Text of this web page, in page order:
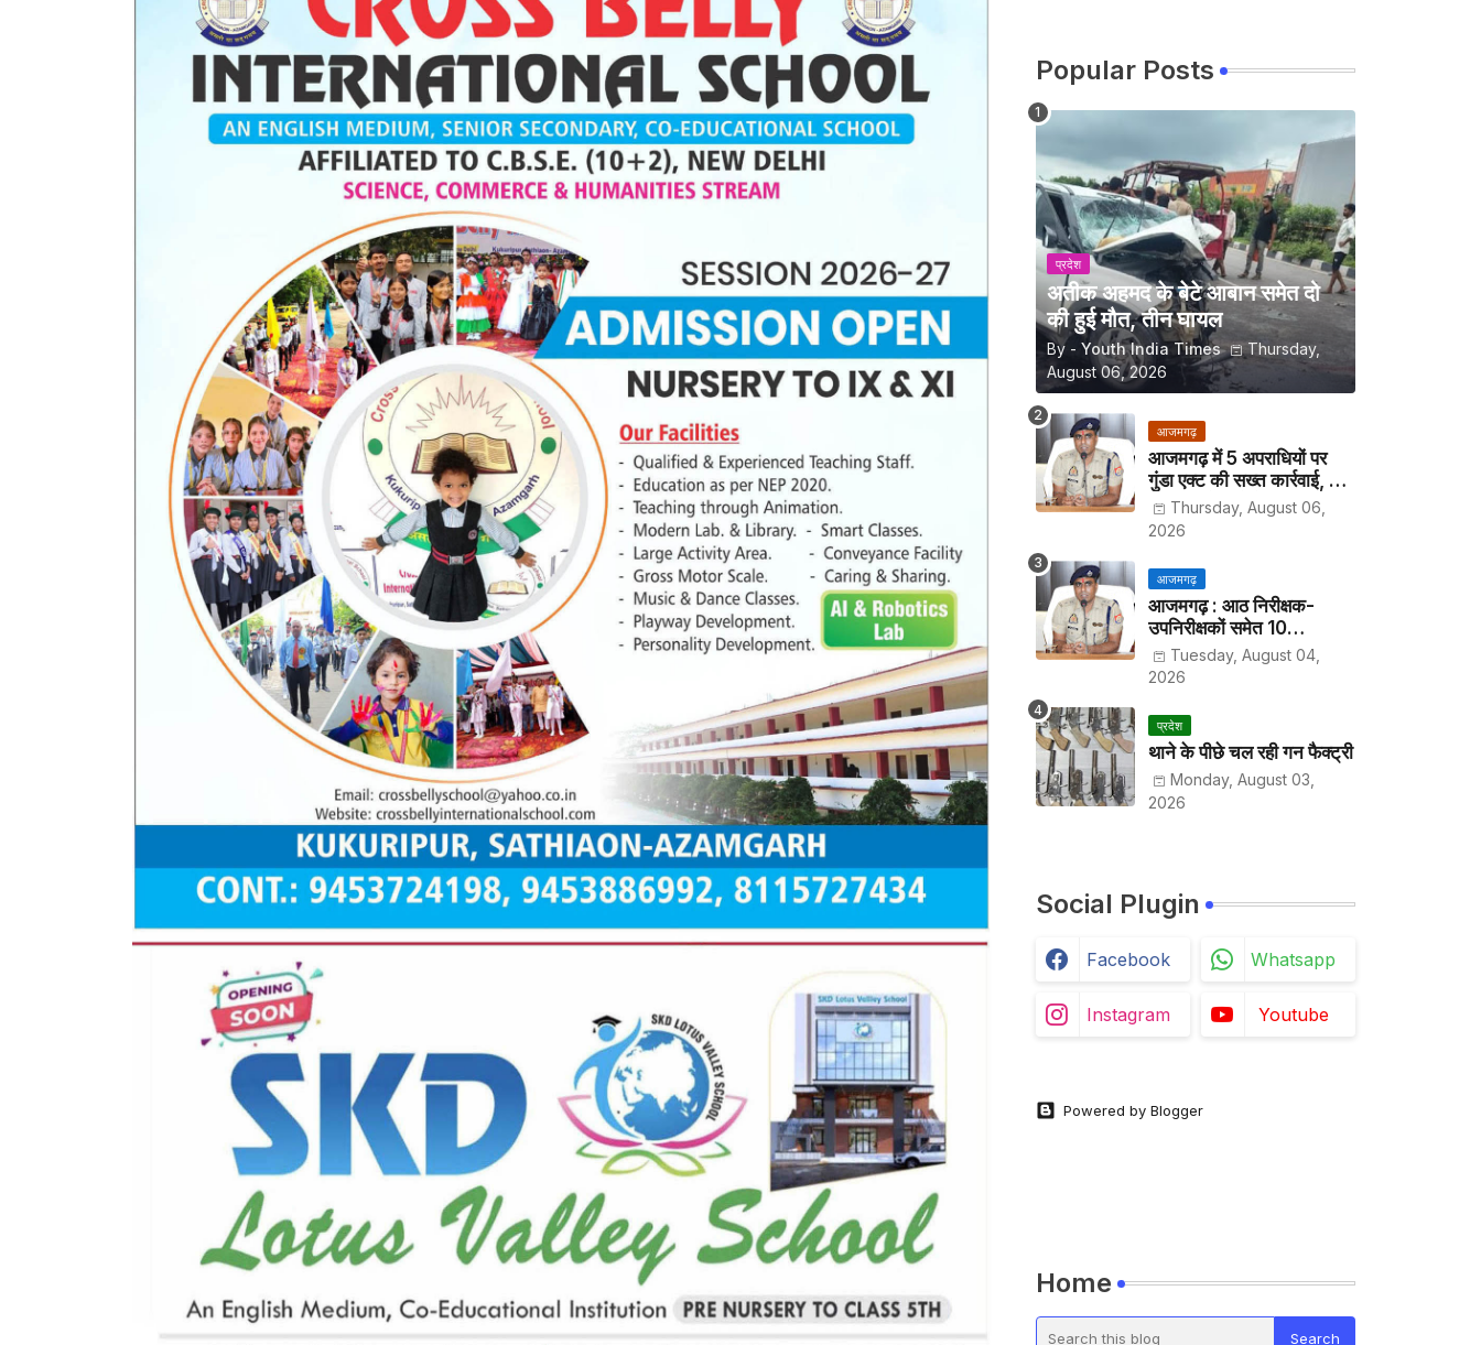
Popular Posts
प्रदेश
अतीक अहमद के बेटे आबान समेत दो
की हुई मौत, तीन घायल
By - Youth India Times
Thursday,
August 06, 2026
आजमगढ़
आजमगढ़ में 5 अपराधियों पर
गुंडा एक्ट की सख्त कार्रवाई, अब
हर पखवाड़े थाने में लगानी होगी
हाजिरी
Thursday, August 06,
2026
आजमगढ़
आजमगढ़ : आठ निरीक्षक-
उपनिरीक्षकों समेत 10
अधिकारियों के तबादले
Tuesday, August 04,
2026
प्रदेश
थाने के पीछे चल रही गन फैक्ट्री
Monday, August 03,
2026
Social Plugin
Facebook Whatsapp
Instagram Youtube
Powered by Blogger
Home